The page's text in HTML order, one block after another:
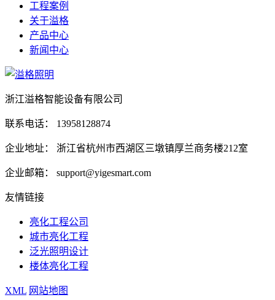
工程案例
关于溢格
产品中心
新闻中心
浙江溢格智能设备有限公司
联系电话： 13958128874
企业地址： 浙江省杭州市西湖区三墩镇厚兰商务楼212室
企业邮箱： support@yigesmart.com
友情链接
亮化工程公司
城市亮化工程
泛光照明设计
楼体亮化工程
XML 网站地图